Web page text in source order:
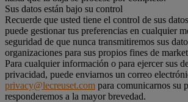
Sus datos están bajo su control
Recuerde que usted tiene el control de sus
puede gestionar tus preferencias en cualquier
seguridad de que nunca transmitiremos sus
organizaciones para sus propios fines de
Para cualquier información o para ejercer sus
privacidad, puede enviarnos un correo
privacy@lecreuset.com para comunicarnos su
responderemos a la mayor brevedad.